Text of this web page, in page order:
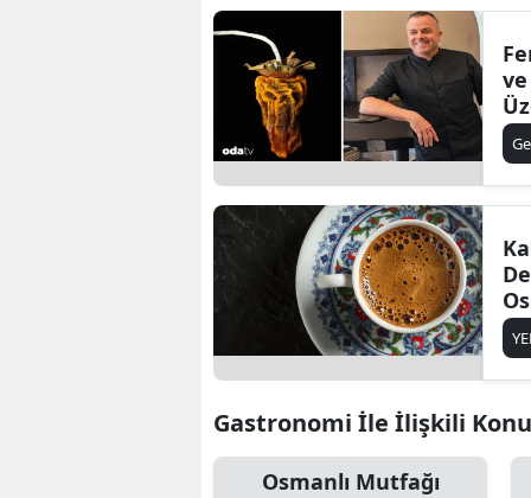
Gastronomi İle İlişkili
Osmanlı Mutfağı